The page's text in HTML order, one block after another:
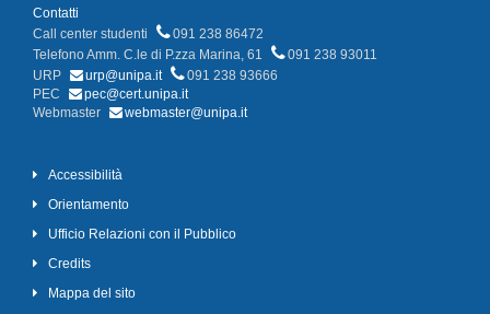
Contatti
Call center studenti
091 238 86472
Telefono Amm. C.le di P.zza Marina, 61
091 238 93011
URP
urp@unipa.it
091 238 93666
PEC
pec@cert.unipa.it
Webmaster
webmaster@unipa.it
Accessibilità
Orientamento
Ufficio Relazioni con il Pubblico
Credits
Mappa del sito